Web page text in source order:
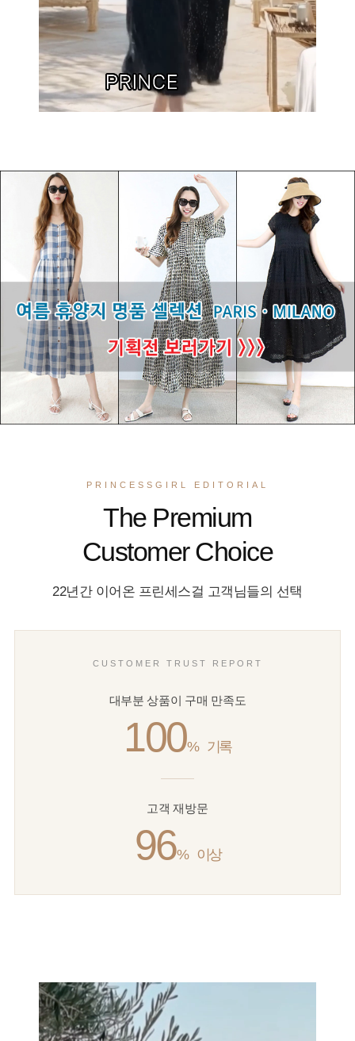
PRINCESSGIRL EDITORIAL
The Premium
Customer Choice
22년간 이어온 프린세스걸 고객님들의 선택
CUSTOMER TRUST REPORT
대부분 상품이 구매 만족도
100% 기록
고객 재방문
96% 이상